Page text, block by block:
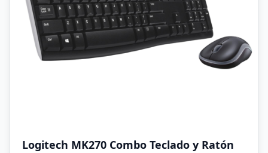
Logitech MK270 Combo Teclado y Ratón